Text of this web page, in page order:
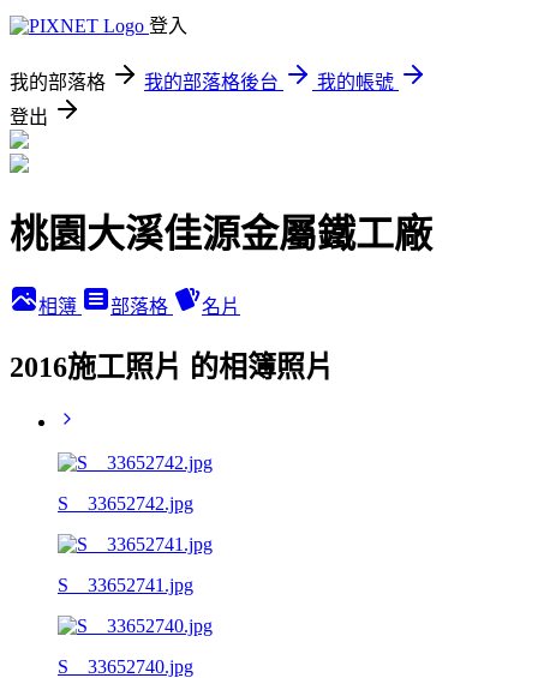
登入
我的部落格 我的部落格後台
我的帳號
登出
桃園大溪佳源金屬鐵工廠
相簿 部落格 名片
2016施工照片 的相簿照片
S__33652742.jpg
S__33652741.jpg
S__33652740.jpg